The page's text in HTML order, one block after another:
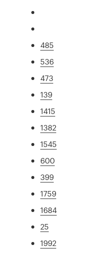
485
536
473
139
1415
1382
1545
600
399
1759
1684
25
1992